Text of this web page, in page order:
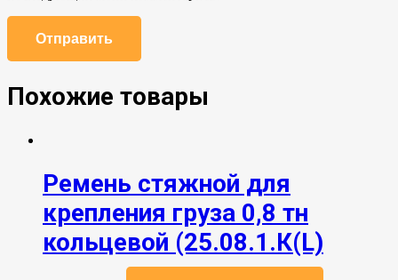
Похожие товары
Ремень стяжной для
крепления груза 0,8 тн
кольцевой (25.08.1.К(L)